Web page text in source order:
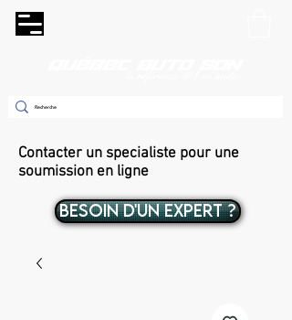
Contacter un specialiste pour une
soumission en ligne
BESOIN D'UN EXPERT ?